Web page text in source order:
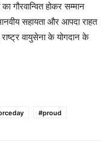
गौरवान्वित होकर सम्मान
सहायता और आपदा राहत
वायुसेना के योगदान के
#proud